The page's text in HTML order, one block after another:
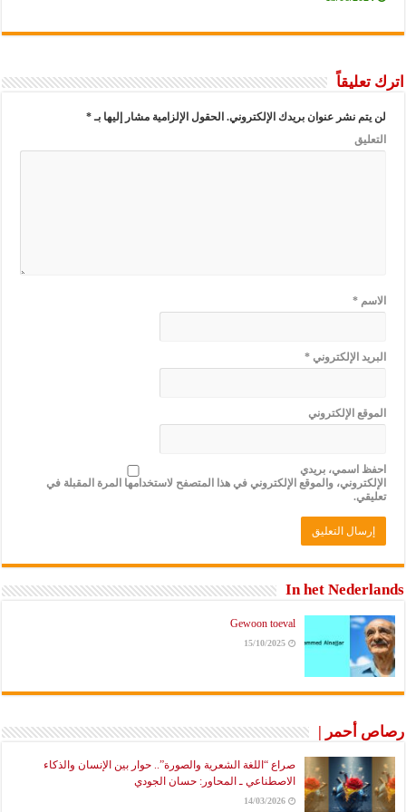
نشر عنوان بريدك الإلكتروني.الحقول الإلزامية مشار إليها بـ*
الإلكتروني*
الإلكتروني
اسمي، بريدي
والموقع الإلكتروني في هذا المتصفح لاستخدامها المرة المقبلة في
In het
Gewoon toeval
15/10/2025
|
صراع “اللغة الشعرية والصورة”.. حوار بين الإنسان والذكاء
الاصطناعي ـ المحاور: حسان الجودي
14/03/2026